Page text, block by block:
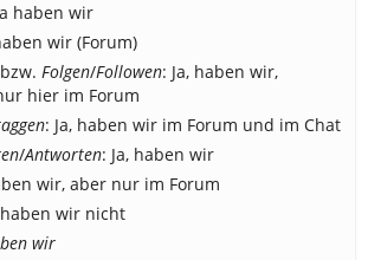
haben wir
wir (Forum)
bzw. Folgen/Followen: Ja, haben wir,
hier im Forum
: Ja, haben wir im Forum und im Chat
/Antworten: Ja, haben wir
wir, aber nur im Forum
wir nicht
wir